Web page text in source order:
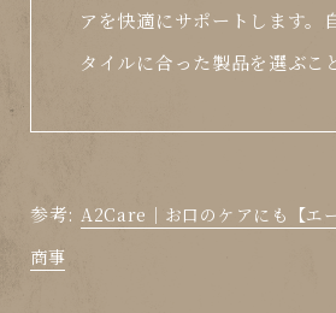
アを快適にサポートします。
タイルに合った製品を選ぶこ
参考: A2Care｜お口のケアにも【エ
商事